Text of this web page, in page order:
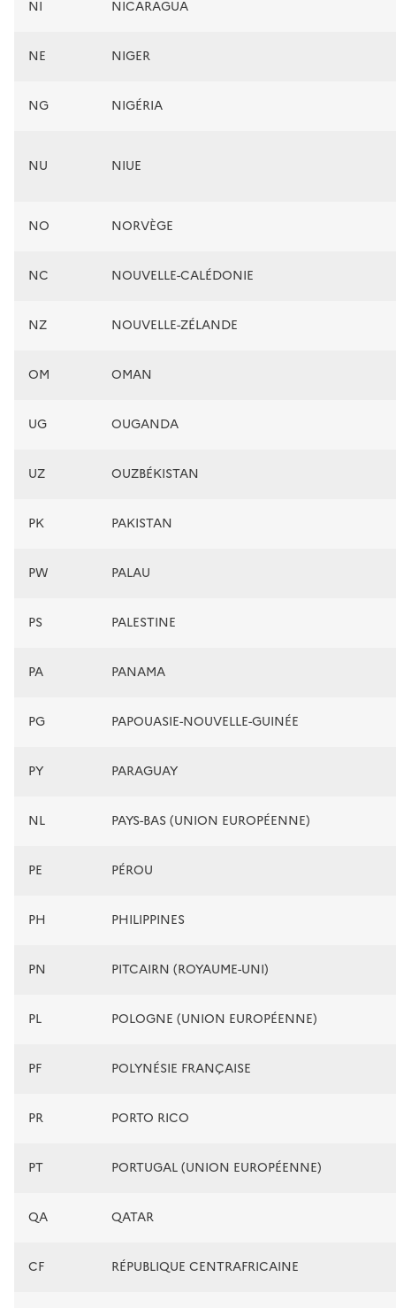
NI NICARAGUA
NE NIGER
NG NIGÉRIA
NU NIUE
NO NORVÈGE
NC NOUVELLE-CALÉDONIE
NZ NOUVELLE-ZÉLANDE
OM OMAN
UG OUGANDA
UZ OUZBÉKISTAN
PK PAKISTAN
PW PALAU
PS PALESTINE
PA PANAMA
PG PAPOUASIE-NOUVELLE-GUINÉE
PY PARAGUAY
NL PAYS-BAS (UNION EUROPÉENNE)
PE PÉROU
PH PHILIPPINES
PN PITCAIRN (ROYAUME-UNI)
PL POLOGNE (UNION EUROPÉENNE)
PF POLYNÉSIE FRANÇAISE
PR PORTO RICO
PT PORTUGAL (UNION EUROPÉENNE)
QA QATAR
CF RÉPUBLIQUE CENTRAFRICAINE